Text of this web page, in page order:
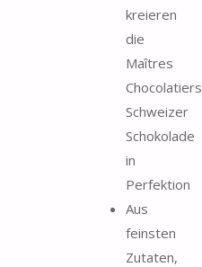
kreieren
die
Maîtres
Chocolatiers
Schweizer
Schokolade
in
Perfektion
Aus
feinsten
Zutaten,